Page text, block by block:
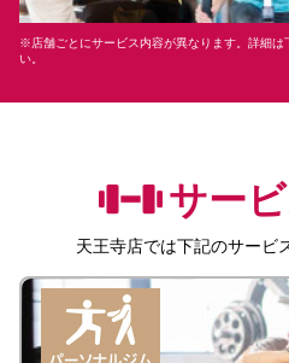
※店舗ごとにサービス内容が異なります。詳細は
い。
サー
天王寺店では下記のサービ